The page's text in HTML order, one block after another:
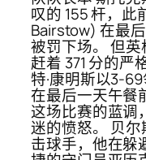
叹的 155 杆，此
Bairstow) 在最
被罚下场。 但
赶着 371 分的严
特·康明斯以3-
在最后一天午餐
这场比赛的蓝调
迷的愤怒。 贝
击球手，他在躲